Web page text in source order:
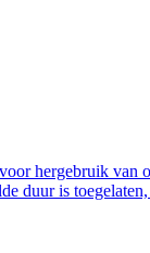
hergebruik
duur is